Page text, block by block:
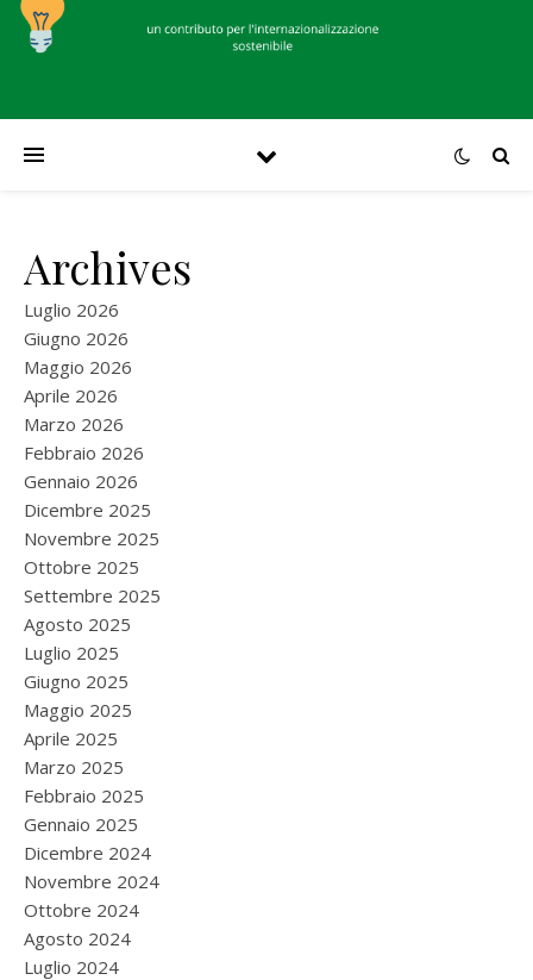
Archives
Luglio 2026
Giugno 2026
Maggio 2026
Aprile 2026
Marzo 2026
Febbraio 2026
Gennaio 2026
Dicembre 2025
Novembre 2025
Ottobre 2025
Settembre 2025
Agosto 2025
Luglio 2025
Giugno 2025
Maggio 2025
Aprile 2025
Marzo 2025
Febbraio 2025
Gennaio 2025
Dicembre 2024
Novembre 2024
Ottobre 2024
Agosto 2024
Luglio 2024